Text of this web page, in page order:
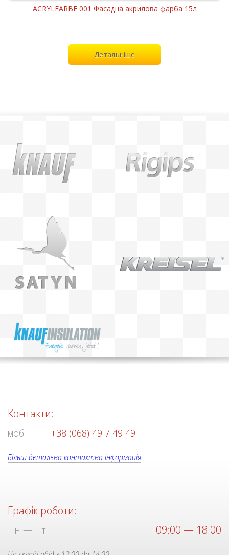
ACRYLFARBE 001 Фасадна акрилова фарба 15л
Детальніше
Контакти:
моб: +38 (068) 49 7 49 49
Більш детальна контактна інформація
Графік роботи:
Пн — Пт: 09:00 — 18:00